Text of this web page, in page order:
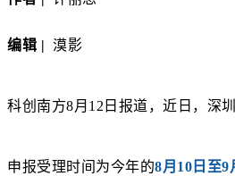
编辑 | 漠影
科创南方8月12日报道，近日，深
申报受理时间为今年的8月10日至9